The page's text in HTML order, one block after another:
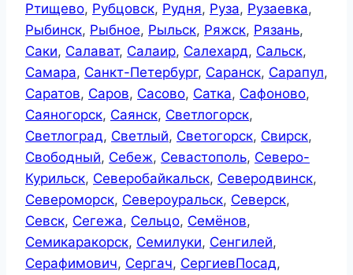
Ртищево, Рубцовск, Рудня, Руза, Рузаевка,
Рыбинск, Рыбное, Рыльск, Ряжск, Рязань,
Саки, Салават, Салаир, Салехард, Сальск,
Самара, Санкт-Петербург, Саранск, Сарапул,
Саратов, Саров, Сасово, Сатка, Сафоново,
Саяногорск, Саянск, Светлогорск,
Светлоград, Светлый, Светогорск, Свирск,
Свободный, Себеж, Севастополь, Северо-
Курильск, Северобайкальск, Северодвинск,
Североморск, Североуральск, Северск,
Севск, Сегежа, Сельцо, Семёнов,
Семикаракорск, Семилуки, Сенгилей,
Серафимович, Сергач, СергиевПосад,